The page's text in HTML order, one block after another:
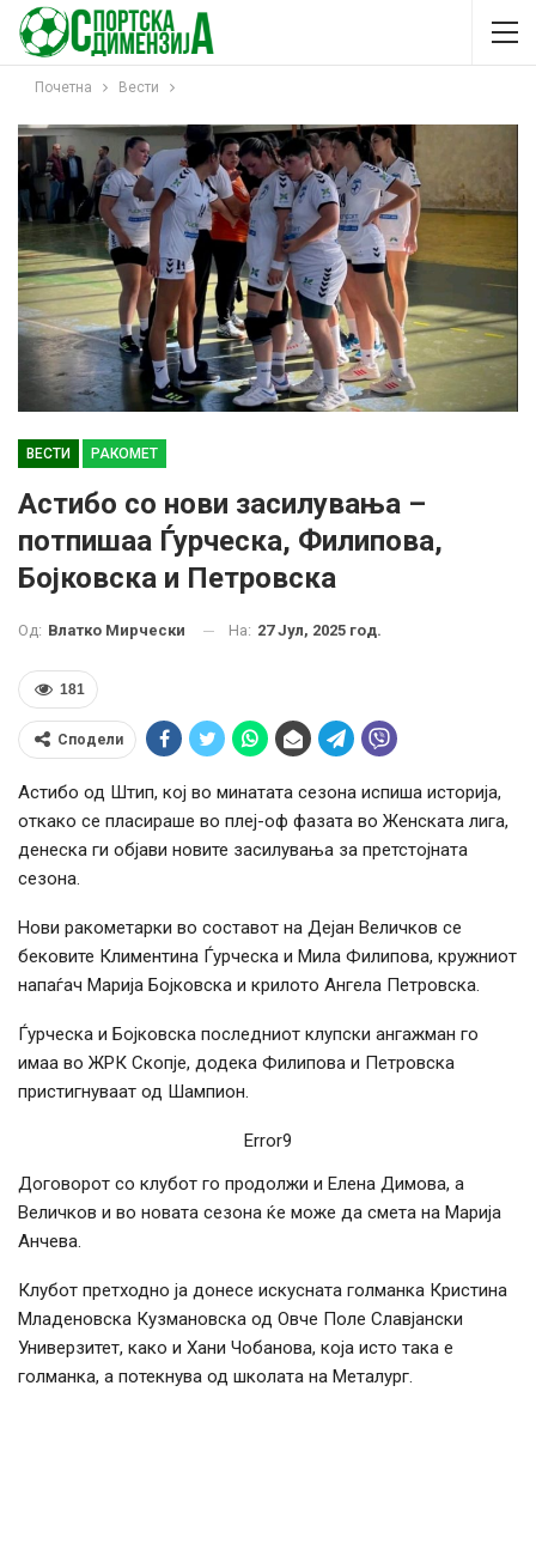
Почетна Вести
ВЕСТИ РАКОМЕТ
Астибо со нови засилувања –
потпишаа Ѓурческа, Филипова,
Бојковска и Петровска
Од: Влатко Мирчески На: 27 Јул, 2025 год.
181
Сподели
Астибо од Штип, кој во минатата сезона испиша историја,
откако се пласираше во плеј-оф фазата во Женската лига,
денеска ги објави новите засилувања за претстојната
сезона.
Нови ракометарки во составот на Дејан Величков се
бековите Климентина Ѓурческа и Мила Филипова, кружниот
напаѓач Марија Бојковска и крилото Ангела Петровска.
Ѓурческа и Бојковска последниот клупски ангажман го
имаа во ЖРК Скопје, додека Филипова и Петровска
пристигнуваат од Шампион.
Error9
Договорот со клубот го продолжи и Елена Димова, а
Величков и во новата сезона ќе може да смета на Марија
Анчева.
Клубот претходно ја донесе искусната голманка Кристина
Младеновска Кузмановска од Овче Поле Славјански
Универзитет, како и Хани Чобанова, која исто така е
голманка, а потекнува од школата на Металург.